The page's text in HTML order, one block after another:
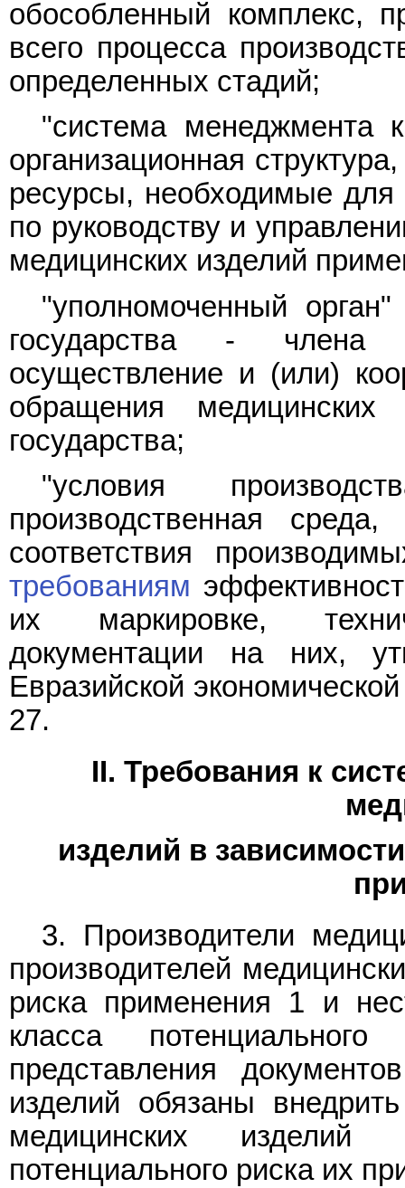
обособленный комплекс,
всего процесса
определенных стадий;
"система менеджмента
организационная
ресурсы, необходимые для
по руководству и
медицинских изделий
"уполномоченный
государства - члена
осуществление и (или)
обращения
государства;
"условия
производственная
соответствия
требованиям
их маркировке,
документации на них,
Евразийской
27.
II. Требования к
изделий в
3. Производители
производителей
риска применения 1 и
класса
представления
изделий обязаны
медицинских
потенциального риска их